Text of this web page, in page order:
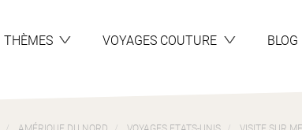
THÈMES VOYAGES COUTURE BLOG